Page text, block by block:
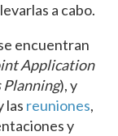
a cabo.
encuentran
Application
), y
las reuniones,
y